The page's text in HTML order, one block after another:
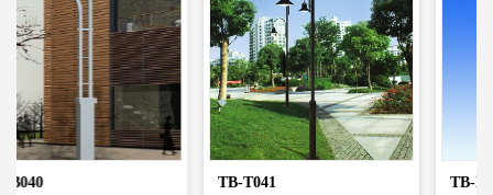
.....
棱锥形插接式钢杆，经热镀锌防
腐处理。
4，灯盘骨架采用优质钢材制
成。
5，紧固件螺栓、螺母为不锈钢
或镀锌刚件。
6，光源：钠灯、LED
7，基础由本厂另外提供图纸制
地。
TB-T041 TB-B041